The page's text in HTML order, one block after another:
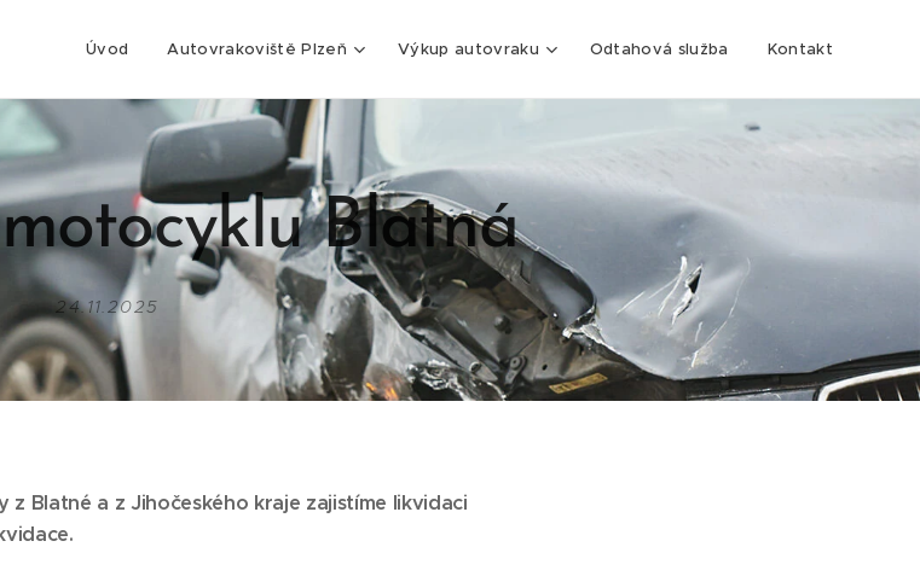
Úvod Autovrakoviště Plzeň Výkup autovraku Odtahová služba Kontakt
Blatná
24.11.2025
z Blatné a z Jihočeského kraje zajistíme likvidaci